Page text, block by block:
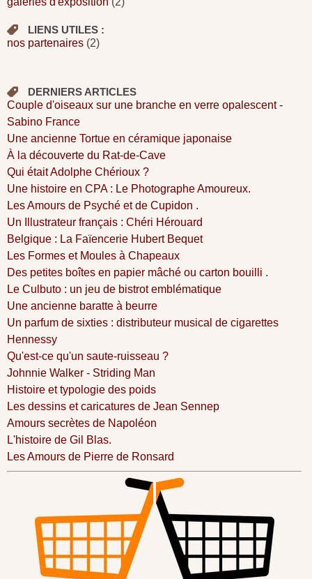
LIENS UTILES :
nos partenaires (2)
DERNIERS ARTICLES
Couple d'oiseaux sur une branche en verre opalescent -
Sabino France
Une ancienne Tortue en céramique japonaise
À la découverte du Rat-de-Cave
Qui était Adolphe Chérioux ?
Une histoire en CPA : Le Photographe Amoureux.
Les Amours de Psyché et de Cupidon .
Un Illustrateur français : Chéri Hérouard
Belgique : La Faïencerie Hubert Bequet
Les Formes et Moules à Chapeaux
Des petites boîtes en papier mâché ou carton bouilli .
Le Culbuto : un jeu de bistrot emblématique
Une ancienne baratte à beurre
Un parfum de sixties : distributeur musical de cigarettes
Hennessy
Qu'est-ce qu'un saute-ruisseau ?
Johnnie Walker - Striding Man
Histoire et typologie des poids
Les dessins et caricatures de Jean Sennep
Amours secrètes de Napoléon
L'histoire de Gil Blas.
Les Amours de Pierre de Ronsard